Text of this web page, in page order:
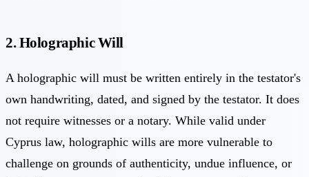
2. Holographic Will
A holographic will must be written entirely in the testator's
own handwriting, dated, and signed by the testator. It does
not require witnesses or a notary. While valid under
Cyprus law, holographic wills are more vulnerable to
challenge on grounds of authenticity, undue influence, or